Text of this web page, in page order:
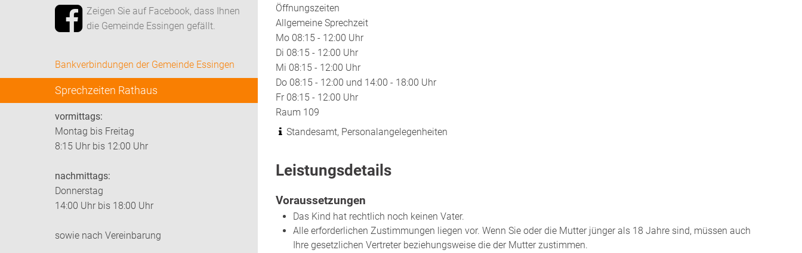
Zeigen Sie auf Facebook, dass Ihnen
die Gemeinde Essingen gefällt.
Bankverbindungen der Gemeinde Essingen
Sprechzeiten Rathaus
vormittags:
Montag bis Freitag
8:15 Uhr bis 12:00 Uhr
nachmittags:
Donnerstag
14:00 Uhr bis 18:00 Uhr
sowie nach Vereinbarung
Öffnungszeiten
Allgemeine Sprechzeit
Mo 08:15 - 12:00 Uhr
Di 08:15 - 12:00 Uhr
Mi 08:15 - 12:00 Uhr
Do 08:15 - 12:00 und 14:00 - 18:00 Uhr
Fr 08:15 - 12:00 Uhr
Raum 109
Standesamt, Personalangelegenheiten
Leistungsdetails
Voraussetzungen
Das Kind hat rechtlich noch keinen Vater.
Alle erforderlichen Zustimmungen liegen vor. Wenn Sie oder die Mutter jünger als 18 Jahre sind, müssen auch
Ihre gesetzlichen Vertreter beziehungsweise die der Mutter zustimmen.